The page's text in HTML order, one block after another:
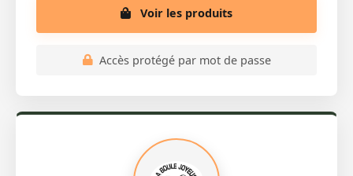
Voir les produits
Accès protégé par mot de passe